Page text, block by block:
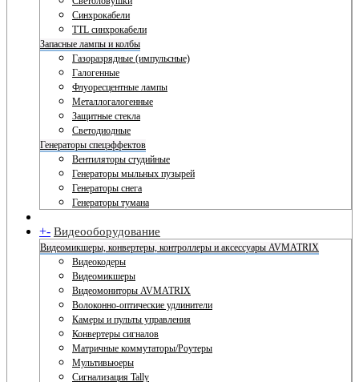
Синхрокабели
TTL синхрокабели
Запасные лампы и колбы
Газоразрядные (импульсные)
Галогенные
Флуоресцентные лампы
Металлогалогенные
Защитные стекла
Светодиодные
Генераторы спецэффектов
Вентиляторы студийные
Генераторы мыльных пузырей
Генераторы снега
Генераторы тумана
+- Видеооборудование
Видеомикшеры, конвертеры, контроллеры и аксессуары AVMATRIX
Видеокодеры
Видеомикшеры
Видеомониторы AVMATRIX
Волоконно-оптические удлинители
Камеры и пульты управления
Конвертеры сигналов
Матричные коммутаторы/Роутеры
Мультивьюеры
Сигнализация Tally